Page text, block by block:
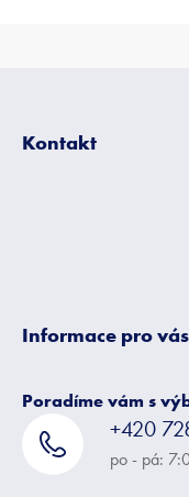
Kontakt
Informace pro vás
Poradíme vám s
+420
po - pá: